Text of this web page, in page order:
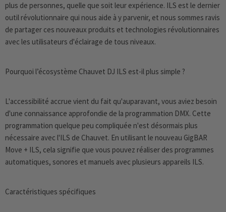
plus de personnes, quelle que soit leur expérience. ILS est le dernier
outil révolutionnaire qui nous aide à y parvenir, et nous sommes ravis
de partager ces nouveaux produits et technologies révolutionnaires
avec les utilisateurs d'éclairage de tous niveaux.
Pourquoi l’écosystème Chauvet DJ ILS est-il plus simple ?
L'accessibilité accrue vient du fait qu'auparavant, vous aviez besoin
d'une connaissance approfondie de la programmation DMX. Cette
programmation quelque peu compliquée n'est désormais plus
nécessaire avec l'ILS de Chauvet. En utilisant le nouveau GigBAR
Move + ILS, cela signifie que vous pouvez réaliser des programmes
automatiques, sonores et manuels avec plusieurs appareils ILS.
Caractéristiques spécifiques